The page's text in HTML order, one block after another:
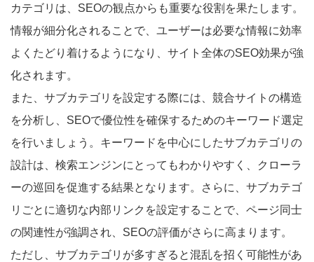
カテゴリは、SEOの観点からも重要な役割を果たします。
情報が細分化されることで、ユーザーは必要な情報に効率
よくたどり着けるようになり、サイト全体のSEO効果が強
化されます。
また、サブカテゴリを設定する際には、競合サイトの構造
を分析し、SEOで優位性を確保するためのキーワード選定
を行いましょう。キーワードを中心にしたサブカテゴリの
設計は、検索エンジンにとってもわかりやすく、クローラ
ーの巡回を促進する結果となります。さらに、サブカテゴ
リごとに適切な内部リンクを設定することで、ページ同士
の関連性が強調され、SEOの評価がさらに高まります。
ただし、サブカテゴリが多すぎると混乱を招く可能性があ